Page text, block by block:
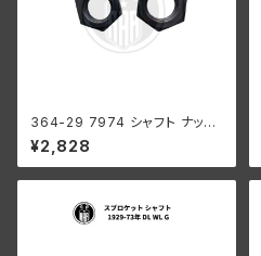
364-29 7974 シャフト ナット
2個セット ハーレーダビッドソン
1929-52年 DL RL WL G フラ
イホイール
¥2,828